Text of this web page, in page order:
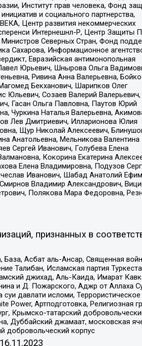
Институт прав человека, Фонд
и социального партнерства,
Центр развития некоммерческих
Интернешнл-Р, Центр Защиты
Северных Стран, Фонд
Сахарова, Информационное
Евразийская антимонопольная
Юрьевич, Шнырова Ольга
Ривина Анна Валерьевна, Бойко
Бекханович, Шарипков Олег
Юльевич, Созаев Валерий Валерьевич,
Гасан Ольга Павловна, Паутов Юрий
Чуркина Наталья Валерьевна,
Лев Дмитриевич, Илларионова Юлия
Щур Николай Алексеевич,
Анатольевна, Мельникова Валентина
Сергей Иванович, Голубева Елена
Кокорина Екатерина
Елена Владимировна, Подузов
Иванович, Шабад Анатолий
Владимир Александрович,
Полякова Мара Федоровна,
признанных в
Асбат аль-Ансар, Священная
Талибан, Исламская партия
джихад, Аль-Каида, Имарат
и Д. Пожарского, Аджр от Аллаха
давлати исломи, Террористическое
Артподготовка, Религиозная
Крымско-татарский
Дуббайский джамаат, московская
добровольческий корпус
16.11.2023